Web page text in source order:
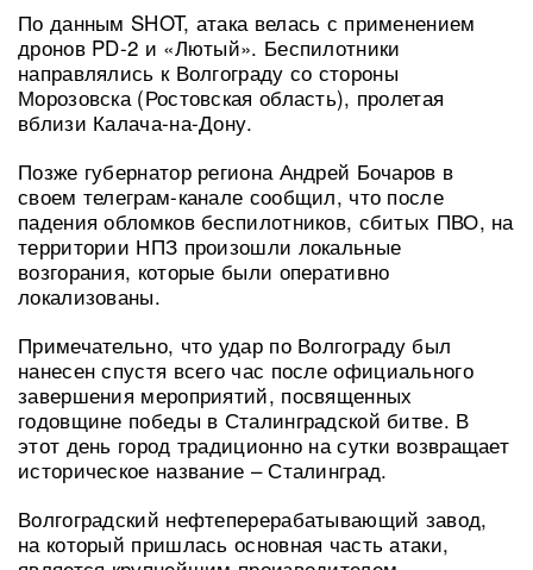
По данным SHOT, атака велась с применением
дронов PD-2 и «Лютый». Беспилотники
направлялись к Волгограду со стороны
Морозовска (Ростовская область), пролетая
вблизи Калача-на-Дону.
Позже губернатор региона Андрей Бочаров в
своем телеграм-канале сообщил, что после
падения обломков беспилотников, сбитых ПВО, на
территории НПЗ произошли локальные
возгорания, которые были оперативно
локализованы.
Примечательно, что удар по Волгограду был
нанесен спустя всего час после официального
завершения мероприятий, посвященных
годовщине победы в Сталинградской битве. В
этот день город традиционно на сутки возвращает
историческое название – Сталинград.
Волгоградский нефтеперерабатывающий завод,
на который пришлась основная часть атаки,